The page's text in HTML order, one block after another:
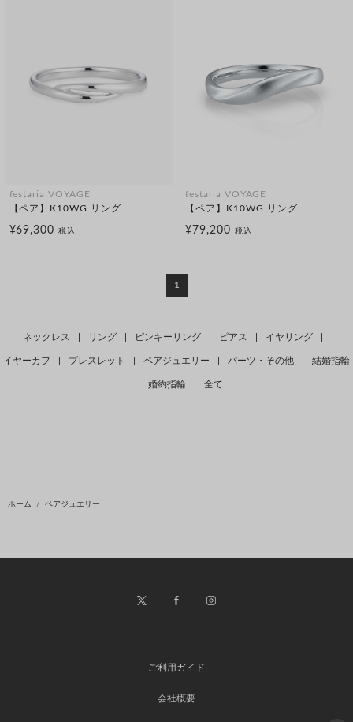
festaria VOYAGE
【ペア】K10WG リング
¥69,300税込
festaria VOYAGE
【ペア】K10WG リング
¥79,200 税込
1
ネックレス リング ピンキーリング ピアス イヤリング
イヤーカフ ブレスレット ペアジュエリー パーツ・その他 結婚指輪
婚約指輪 全て
ホーム ペアジュエリー
ご利用ガイド
会社概要